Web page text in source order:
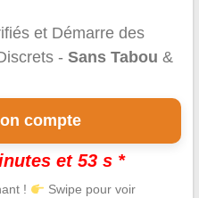
et Démarre des
- Sans Tabou &
compte
et 53 s *
! Swipe pour voir